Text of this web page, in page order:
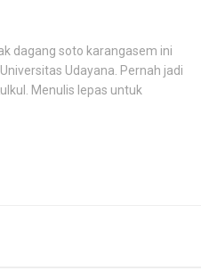
dagang soto karangasem ini
Udayana. Pernah jadi
Menulis lepas untuk